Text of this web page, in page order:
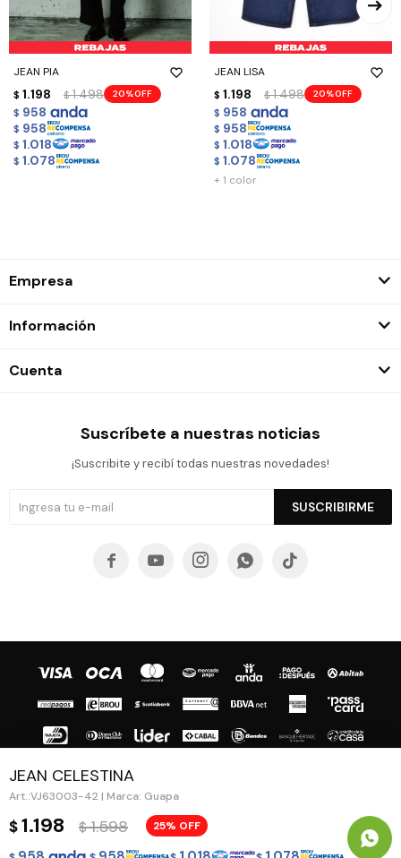
JEAN CELESTINA
VJ63003-42 | Marca: Guapa
$1.198 $ 1.598 25
JEAN PIA
$ 1.198 $ 1.498 20
$ 958
$ 958
$ 1.018
$ 1.078
JEAN LISA
$ 1.198 $ 1.498 20
$ 958
$ 958
$ 1.018
$ 1.078
+ 1 color
Empresa
Información
Cuenta
Suscríbete a nuestras noticias
¡Suscribite y recibí todas nuestras novedades!
SUSCRIBIRME
    